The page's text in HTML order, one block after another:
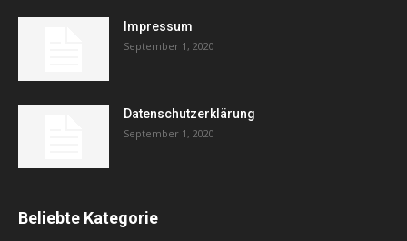
Impressum
September 1, 2020
Datenschutzerklärung
September 1, 2020
Beliebte Kategorie